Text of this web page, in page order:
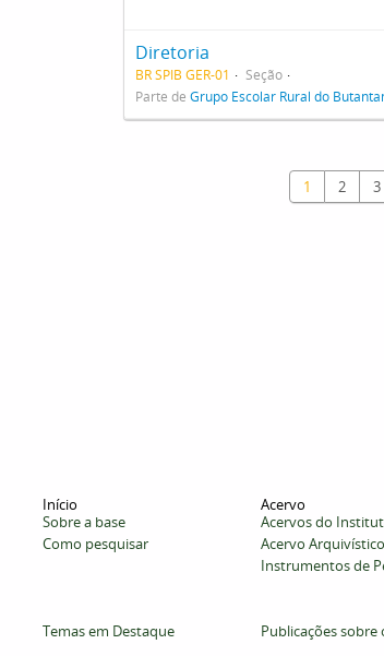
Diretoria
BR SPIB GER-01
Seção
Parte de Grupo Escolar Rural do
1 2 3
Início
Sobre a base
Como pesquisar
Acervo
Acervos do
Acervo Arquivístico
Instrumentos de
Temas em Destaque Publicações sobre